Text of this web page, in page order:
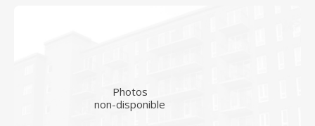
Photos
non-disponible